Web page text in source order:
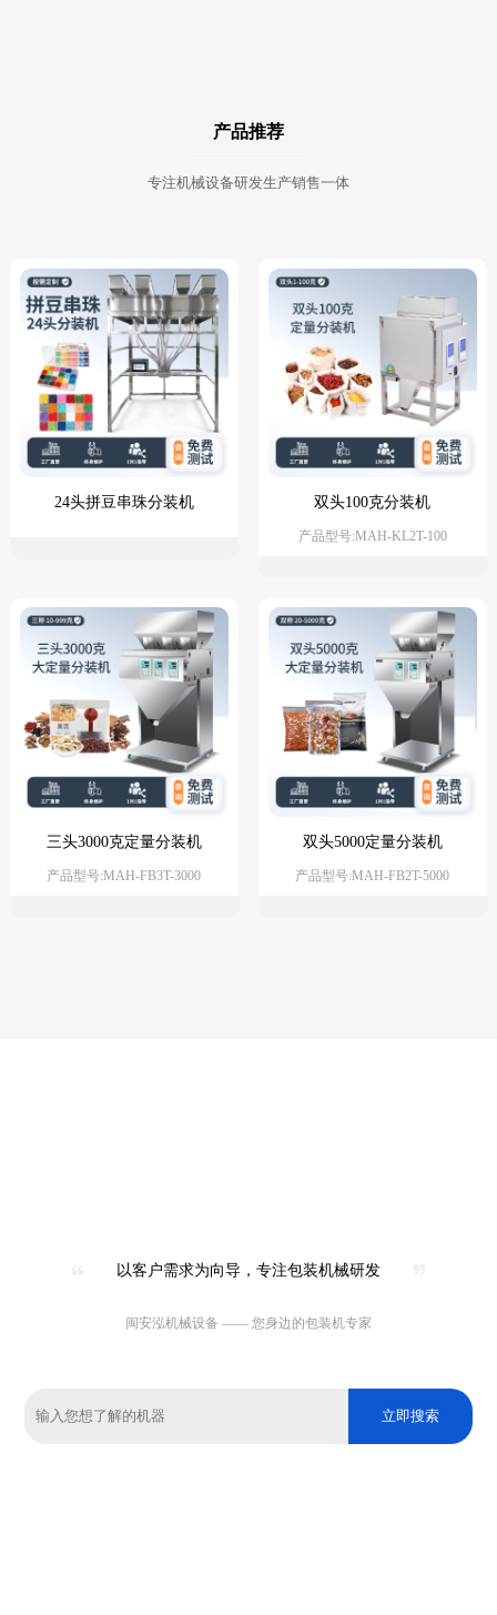
产品推荐
专注机械设备研发生产销售一体
24头拼豆串珠分装机 双头100克分装机
产品型号:MAH-KL2T-100
三头3000克定量分装机
产品型号:MAH-FB3T-3000
双头5000定量分装机
产品型号:MAH-FB2T-5000
以客户需求为向导，专注包装机械研发
闽安泓机械设备 —— 您身边的包装机专家
立即搜索